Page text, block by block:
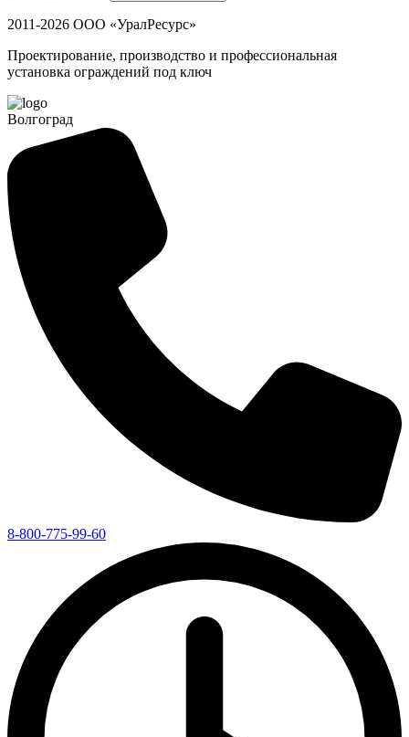
2011-2026 ООО «УралРесурс»
Проектирование, производство и профессиональная
установка ограждений под ключ
Волгоград
8-800-775-99-60